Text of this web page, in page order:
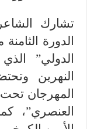
تشارك
الدورة
الدولي”
النهرين
المهرجان
العنصري”،